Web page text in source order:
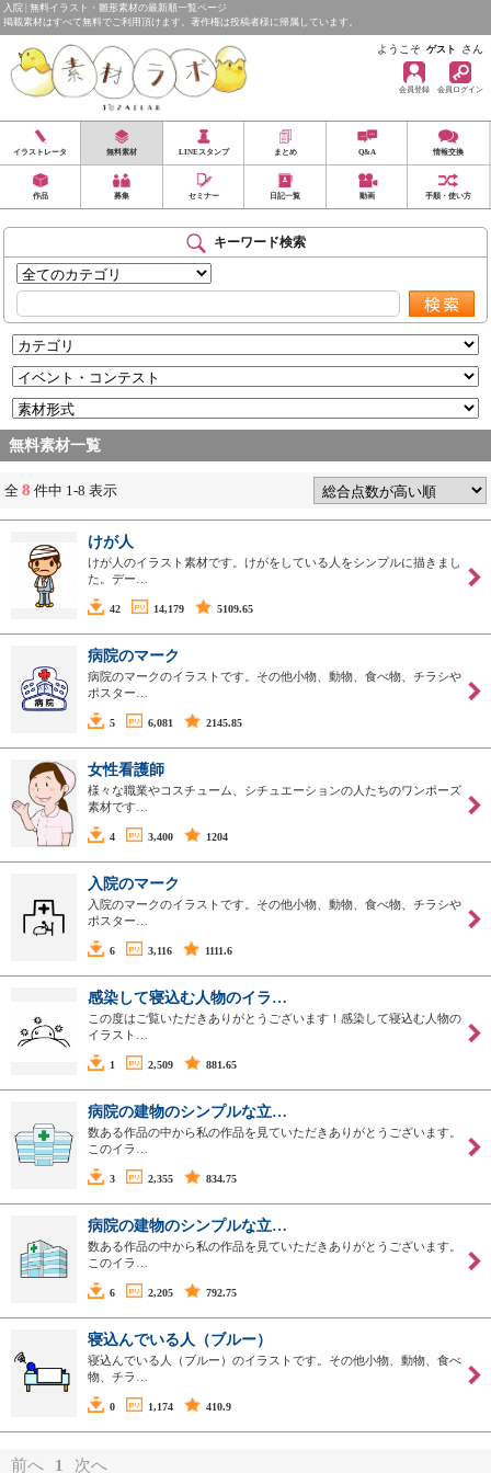
入院 | 無料イラスト・雛形素材の最新順一覧ページ
掲載素材はすべて無料でご利用頂けます。著作権は投稿者様に帰属しています。
ようこそ ゲスト さん
会員登録 会員ログイン
イラストレータ 無料素材 LINEスタンプ まとめ Q&A 情報交換
作品 募集 セミナー 日記一覧 動画 手順・使い方
キーワード検索
無料素材一覧
全 8 件中 1-8 表示
けが人
けが人のイラスト素材です。けがをしている人をシンプルに描きまし
た。デー…
42 14,179 5109.65
病院のマーク
病院のマークのイラストです。その他小物、動物、食べ物、チラシや
ポスター…
5 6,081 2145.85
女性看護師
様々な職業やコスチューム、シチュエーションの人たちのワンポーズ
素材です…
4 3,400 1204
入院のマーク
入院のマークのイラストです。その他小物、動物、食べ物、チラシや
ポスター…
6 3,116 1111.6
感染して寝込む人物のイラ…
この度はご覧いただきありがとうございます！感染して寝込む人物の
イラスト…
1 2,509 881.65
病院の建物のシンプルな立…
数ある作品の中から私の作品を見ていただきありがとうございます。
このイラ…
3 2,355 834.75
病院の建物のシンプルな立…
数ある作品の中から私の作品を見ていただきありがとうございます。
このイラ…
6 2,205 792.75
寝込んでいる人（ブルー）
寝込んでいる人（ブルー）のイラストです。その他小物、動物、食べ
物、チラ…
0 1,174 410.9
前へ 1 次へ